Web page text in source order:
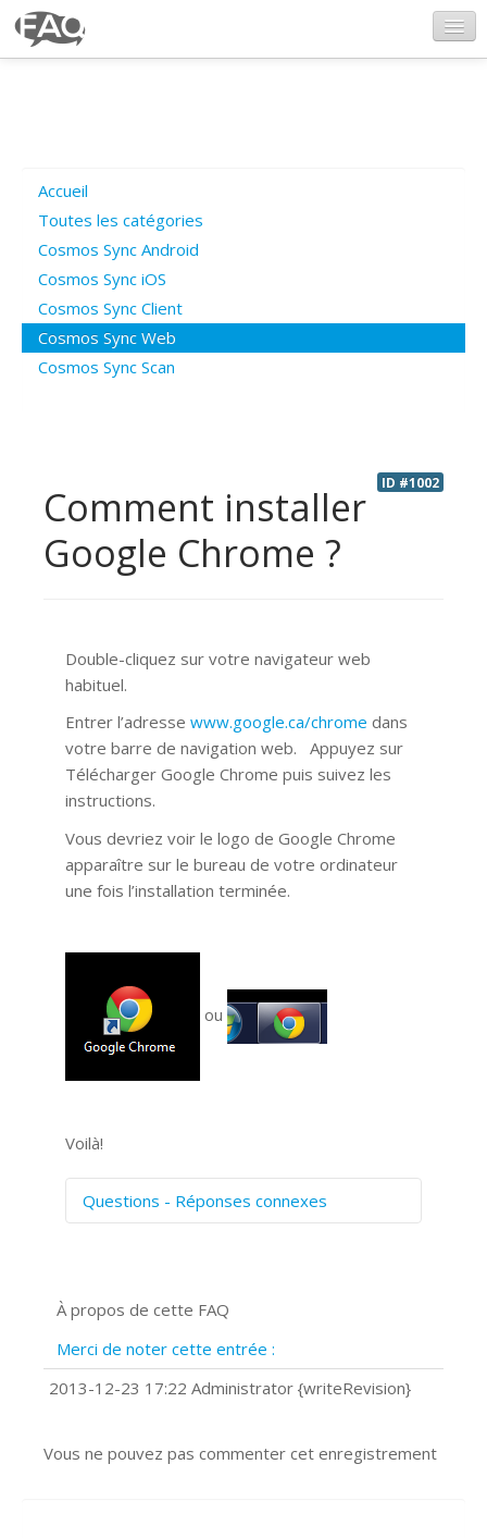
Poser une question
Questions ouvertes
Connexion
Accueil
Toutes les catégories
Cosmos Sync Android
Cosmos Sync iOS
Cosmos Sync Client
Cosmos Sync Web
Cosmos Sync Scan
ID #1002
Comment installer
Google Chrome ?
Double-cliquez sur votre navigateur web
habituel.
Entrer l’adresse www.google.ca/chrome dans
votre barre de navigation web. Appuyez sur
Télécharger Google Chrome puis suivez les
instructions.
Vous devriez voir le logo de Google Chrome
apparaître sur le bureau de votre ordinateur
une fois l’installation terminée.
ou
Voilà!
Questions - Réponses connexes
Prise de vue 360°
?
Comment accéder à votre compte
À propos de cette FAQ
Merci de noter cette entrée :
2013-12-23 17:22 Administrator {writeRevision}
Vous ne pouvez pas commenter cet enregistrement